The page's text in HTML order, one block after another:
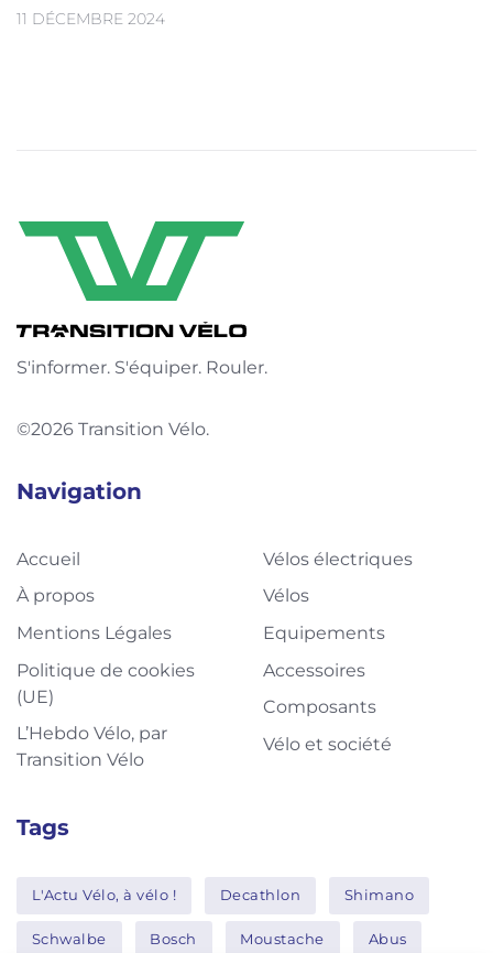
11 DÉCEMBRE 2024
S'informer. S'équiper. Rouler.
©2026 Transition Vélo.
Navigation
Accueil
À propos
Mentions Légales
Politique de cookies
(UE)
L’Hebdo Vélo, par
Transition Vélo
Vélos électriques
Vélos
Equipements
Accessoires
Composants
Vélo et société
Tags
L'Actu Vélo, à vélo ! Decathlon Shimano
Schwalbe Bosch Moustache Abus